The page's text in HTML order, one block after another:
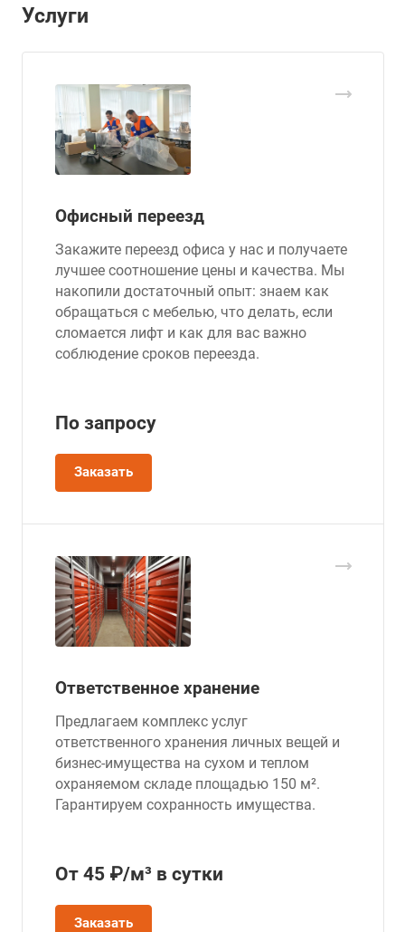
Услуги
Офисный переезд
Закажите переезд офиса у нас и получаете
лучшее соотношение цены и качества. Мы
накопили достаточный опыт: знаем как
обращаться с мебелью, что делать, если
сломается лифт и как для вас важно
соблюдение сроков переезда.
По запросу
Заказать
Ответственное хранение
Предлагаем комплекс услуг
ответственного хранения личных вещей и
бизнес-имущества на сухом и теплом
охраняемом складе площадью 150 м².
Гарантируем сохранность имущества.
От 45 ₽/м³ в сутки
Заказать